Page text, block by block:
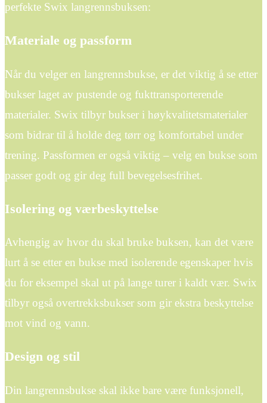
perfekte Swix langrennsbuksen:
Materiale og passform
Når du velger en langrennsbukse, er det viktig å se etter
bukser laget av pustende og fukttransporterende
materialer. Swix tilbyr bukser i høykvalitetsmaterialer
som bidrar til å holde deg tørr og komfortabel under
trening. Passformen er også viktig – velg en bukse som
passer godt og gir deg full bevegelsesfrihet.
Isolering og værbeskyttelse
Avhengig av hvor du skal bruke buksen, kan det være
lurt å se etter en bukse med isolerende egenskaper hvis
du for eksempel skal ut på lange turer i kaldt vær. Swix
tilbyr også overtrekksbukser som gir ekstra beskyttelse
mot vind og vann.
Design og stil
Din langrennsbukse skal ikke bare være funksjonell,